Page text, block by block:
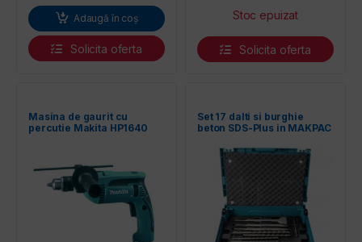
Adaugă în coș
Solicita oferta Solicita oferta
Masina de gaurit cu
percutie Makita HP1640
Set 17 dalti si burghie
beton SDS-Plus in MAKPAC